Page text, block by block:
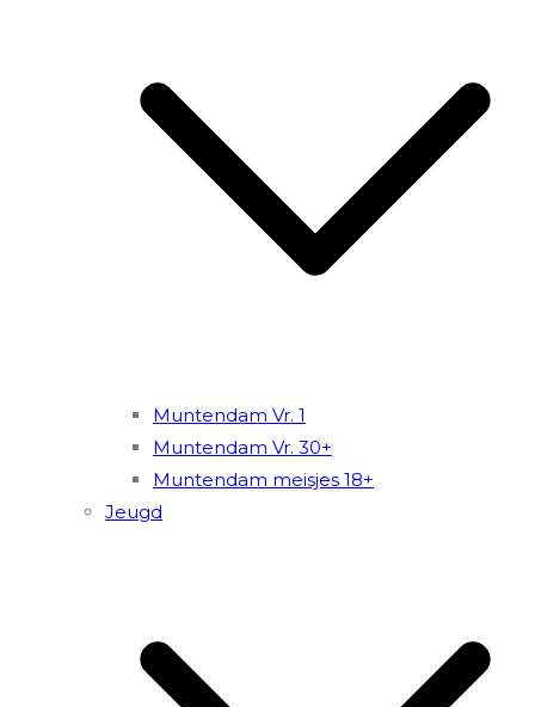
Muntendam Vr. 1
Muntendam Vr. 30+
Muntendam meisjes 18+
Jeugd